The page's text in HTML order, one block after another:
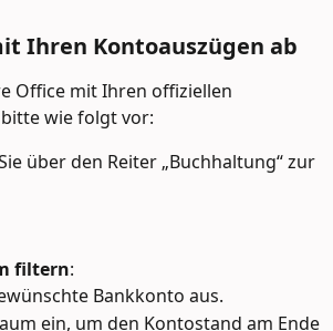
Ihren Kontoauszügen ab
Office mit Ihren offiziellen
wie folgt vor:
über den Reiter „Buchhaltung“ zur
filtern:
Bankkonto aus.
ein, um den Kontostand am Ende